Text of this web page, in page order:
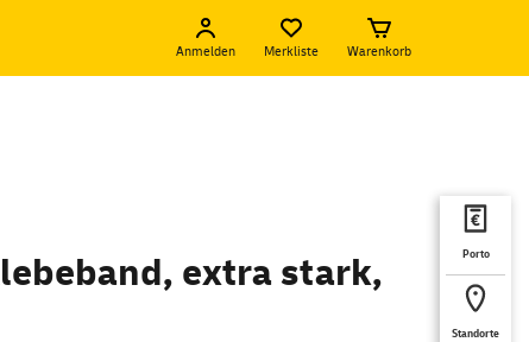
Anmelden Merkliste Warenkorb
Porto
Standorte
extra stark,